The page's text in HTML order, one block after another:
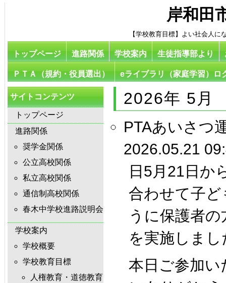
岸和田
【学校教育目標】よい社会人
トップページ 進路関係 学校案内 生徒指導部より
ＰＴＡ（規約・役員選出） eライブラリ（家庭学習）ロ
サイトコンテンツ
トップページ
進路関係
奨学金関係
公立高校関係
私立高校関係
通信制高校関係
春木中学校進路説明会
学校案内
学校概要
学校教育目標
人権教育・道徳教育
2026年 5月
PTAあいさつ
2026.05.21
日5月21日か
合わせて子
うに保護者
を実施しまし
本日ご参加い